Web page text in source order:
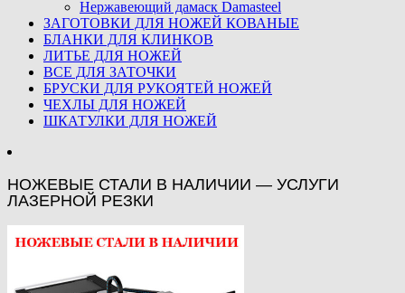
Нержавеющий дамаск Damasteel
ЗАГОТОВКИ ДЛЯ НОЖЕЙ КОВАНЫЕ
БЛАНКИ ДЛЯ КЛИНКОВ
ЛИТЬЕ ДЛЯ НОЖЕЙ
ВСЕ ДЛЯ ЗАТОЧКИ
БРУСКИ ДЛЯ РУКОЯТЕЙ НОЖЕЙ
ЧЕХЛЫ ДЛЯ НОЖЕЙ
ШКАТУЛКИ ДЛЯ НОЖЕЙ
НОЖЕВЫЕ СТАЛИ В НАЛИЧИИ — УСЛУГИ
ЛАЗЕРНОЙ РЕЗКИ